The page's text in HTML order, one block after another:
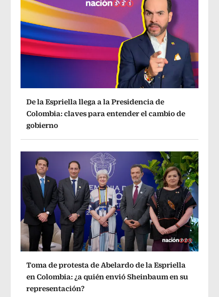
De la Espriella llega a la Presidencia de
Colombia: claves para entender el cambio de
gobierno
Toma de protesta de Abelardo de la Espriella
en Colombia: ¿a quién envió Sheinbaum en su
representación?